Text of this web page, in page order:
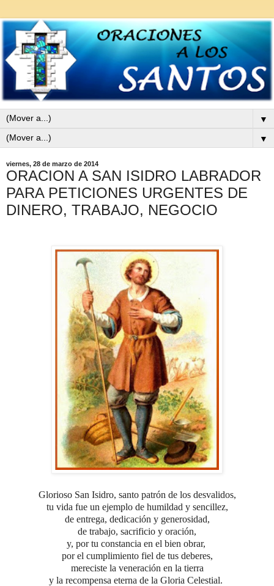
▼
▼
viernes, 28 de marzo de 2014
ORACION A SAN ISIDRO LABRADOR
PARA PETICIONES URGENTES DE
DINERO, TRABAJO, NEGOCIO
Glorioso San Isidro, santo patrón de los desvalidos,
tu vida fue un ejemplo de humildad y sencillez,
de entrega, dedicación y generosidad,
de trabajo, sacrificio y oración,
y, por tu constancia en el bien obrar,
por el cumplimiento fiel de tus deberes,
mereciste la veneración en la tierra
y la recompensa eterna de la Gloria Celestial.